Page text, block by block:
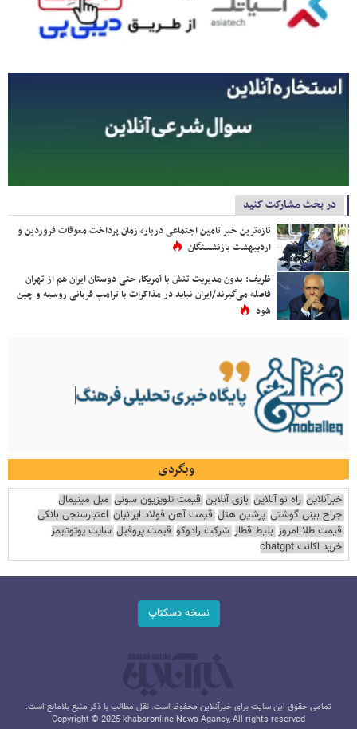
در بحث مشارکت کنید
تازه‌ترین خبر تامین اجتماعی درباره زمان پرداخت معوقات فروردین و
اردیبهشت بازنشستگان
ظریف: بدون مدیریت تنش با آمریکا، حتی دوستان ایران هم از تهران
فاصله می‌گیرند/ایران نباید در مذاکرات با ترامپ قربانی روسیه و چین
شود
وبگردی
خبرآنلاین راه نو آنلاین بازی آنلاین قیمت تلویزیون سونی مبل مینیمال
جراح بینی گوشتی پرشین هتل قیمت آهن فولاد ایرانیان اعتبارسنجی بانکی
قیمت طلا امروز بلیط قطار شرکت رادوکو قیمت پروفیل سایت یوتوتایمز
خرید اکانت chatgpt
نسخه دسکتاپ
تمامی حقوق این سایت برای خبرآنلاین محفوظ است. نقل مطالب با ذکر منبع بلامانع است.
Copyright © 2025 khabaronline News Agancy, All rights reserved